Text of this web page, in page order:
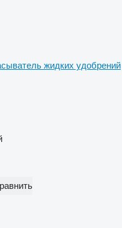
жидких удобрений